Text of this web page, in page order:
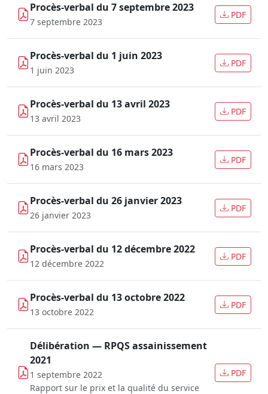
Procès-verbal du 7 septembre 2023
7 septembre 2023
PDF
Procès-verbal du 1 juin 2023
1 juin 2023
PDF
Procès-verbal du 13 avril 2023
13 avril 2023
PDF
Procès-verbal du 16 mars 2023
16 mars 2023
PDF
Procès-verbal du 26 janvier 2023
26 janvier 2023
PDF
Procès-verbal du 12 décembre 2022
12 décembre 2022
PDF
Procès-verbal du 13 octobre 2022
13 octobre 2022
PDF
Délibération — RPQS assainissement
2021
1 septembre 2022
Rapport sur le prix et la qualité du service
PDF